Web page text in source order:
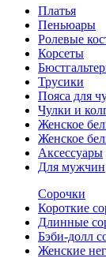
Платья
Пеньюары
Ролевые
Корсеты
Трусики
Пояса для
Чулки и
Женское
Женское
Аксессуары
Для мужчин
Сорочки
Короткие
Длинные
Бэби-долл
Женские